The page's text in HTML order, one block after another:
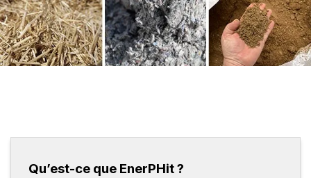
Qu’est-ce que EnerPHit ?